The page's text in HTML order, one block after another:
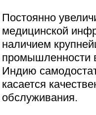
Постоянно
медицинской
наличием
промышленности
Индию
касается
обслуживания.